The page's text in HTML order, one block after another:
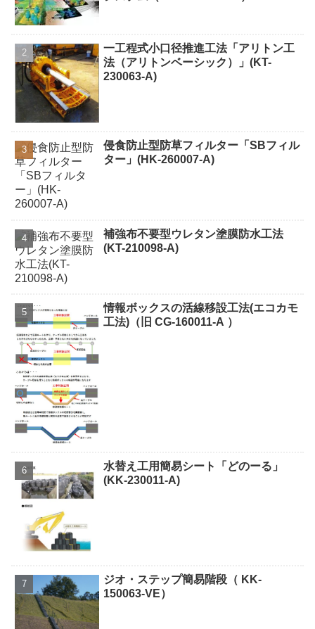
一工程式小口径推進工法「アリトン工
法（アリトンベーシック）」(KT-
230063-A)
侵食防止型防草フィルター「SBフィル
ター」(HK-260007-A)
補強布不要型ウレタン塗膜防水工法
(KT-210098-A)
情報ボックスの活線移設工法(エコカモ
工法)（旧 CG-160011-A ）
水替え工用簡易シート「どのーる」
(KK-230011-A)
ジオ・ステップ簡易階段（ KK-
150063-VE）